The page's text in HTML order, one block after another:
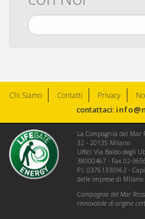
Chi Siamo Contatti Privacy
contattaci:
La Compagnia del Mar
32 - 20135 Milano
Uffici: Via Baldo degli
38000467 - Fax 02-
P.I. 03761330962 -
delle imprese di
Compagnia del Mar
rinnovabile di origine